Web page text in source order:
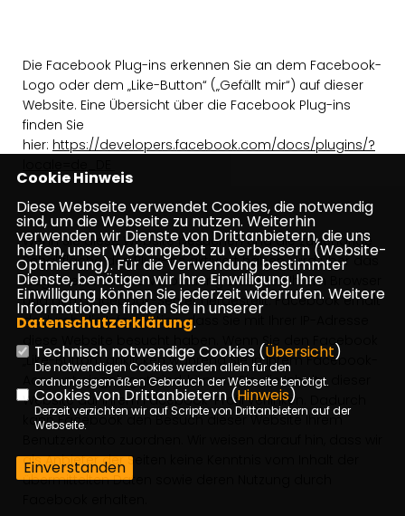
Die Facebook Plug-ins erkennen Sie an dem Facebook-
Logo oder dem „Like-Button“ („Gefällt mir“) auf dieser
Website. Eine Übersicht über die Facebook Plug-ins
finden Sie
hier: https://developers.facebook.com/docs/plugins/?
Wenn Sie diese Website besuchen und die zugehörige
Schaltfläche des Plug-ins aktiviert haben, wird über das
Plug-in eine direkte Verbindung zwischen Ihrem Browser
und dem Facebook-Server hergestellt. Facebook erhält
dadurch die Information, dass Sie mit Ihrer IP-Adresse
diese Website besucht haben. Wenn Sie den Facebook
Like-Button“ anklicken während Sie in Ihrem Facebook-
Account eingeloggt sind, können Sie die Inhalte dieser
Website auf Ihrem Facebook-Profil verlinken. Dadurch
kann Facebook den Besuch dieser Website Ihrem
als Anbieter der Seiten keine Kenntnis vom Inhalt der
übermittelten Daten sowie deren Nutzung durch
Cookie Hinweis
Diese Webseite verwendet Cookies, die notwendig
sind, um die Webseite zu nutzen. Weiterhin
verwenden wir Dienste von Drittanbietern, die uns
helfen, unser Webangebot zu verbessern (Website-
Optmierung). Für die Verwendung bestimmter
Dienste, benötigen wir Ihre Einwilligung. Ihre
Einwilligung können Sie jederzeit widerrufen. Weitere
Informationen finden Sie in unserer
Datenschutzerklärung.
Technisch notwendige Cookies (Übersicht)
Die notwendigen Cookies werden allein für den
ordnungsgemäßen Gebrauch der Webseite benötigt.
Cookies von Drittanbietern (Hinweis)
Derzeit verzichten wir auf Scripte von Drittanbietern auf der
Webseite.
Einverstanden